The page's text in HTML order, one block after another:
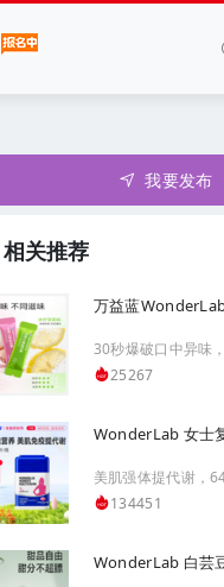
我要发布
相关推荐
万益蓝
30秒爆破口中异味
25267
WonderLab 女士
美肌强体提代谢，
134451
WonderLab 白芸